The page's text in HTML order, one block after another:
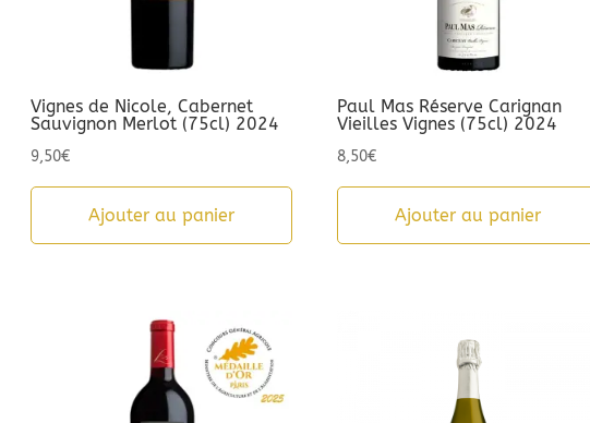
Vignes de Nicole, Cabernet
Sauvignon Merlot (75cl) 2024
9,50€
Ajouter au panier
Paul Mas Réserve Carignan
Vieilles Vignes (75cl) 2024
8,50€
Ajouter au panier